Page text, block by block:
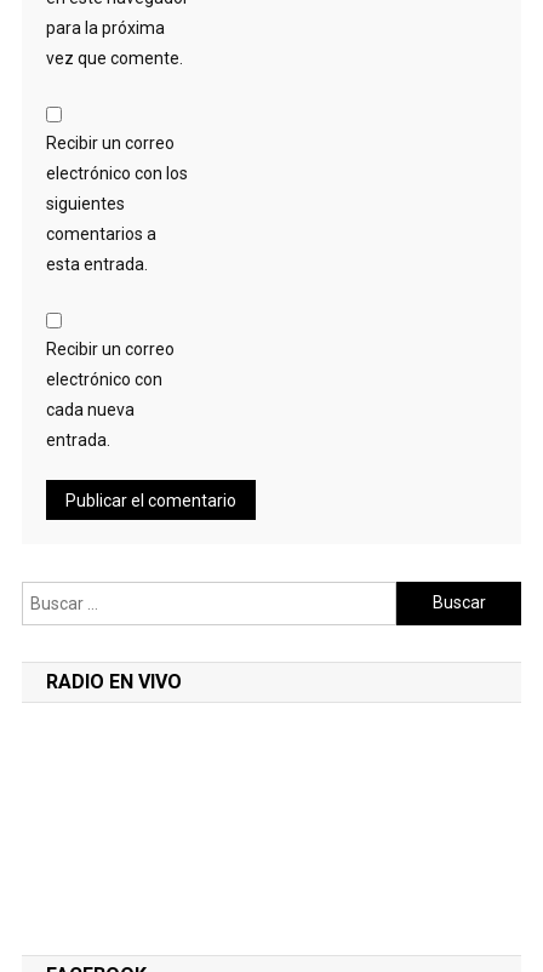
para la próxima
vez que comente.
Recibir un correo
electrónico con los
siguientes
comentarios a
esta entrada.
Recibir un correo
electrónico con
cada nueva
entrada.
Buscar:
RADIO EN VIVO